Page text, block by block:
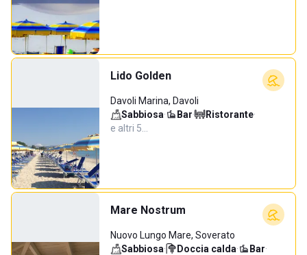
Lido Golden
Davoli Marina, Davoli
Sabbiosa· Bar· Ristorante·
e altri 5…
Mare Nostrum
Nuovo Lungo Mare, Soverato
Sabbiosa· Doccia calda· Bar·